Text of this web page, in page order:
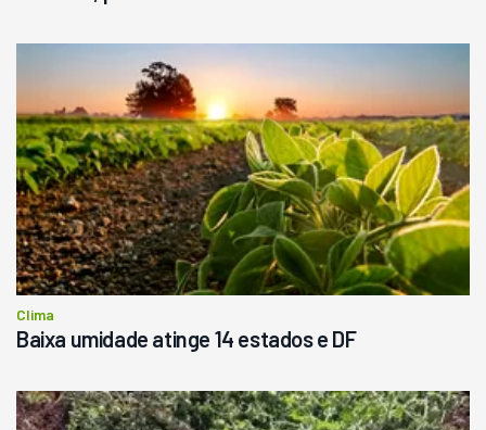
Clima
Baixa umidade atinge 14 estados e DF